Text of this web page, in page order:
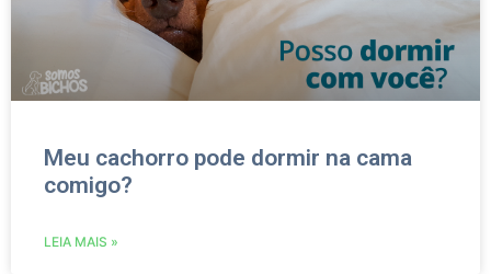
Meu cachorro pode dormir na cama
comigo?
LEIA MAIS »